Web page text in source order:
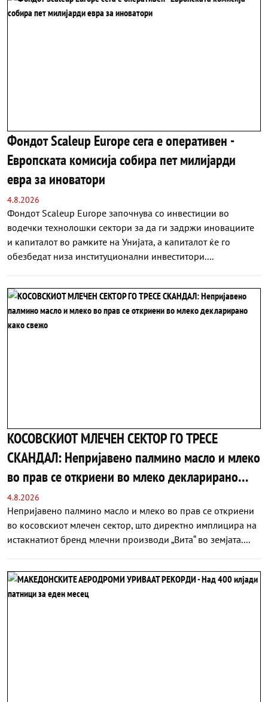
Фондот Scaleup Europe сега е оперативен -
Европската комисија собира пет милијарди
евра за иноватори
4.8.2026
Фондот Scaleup Europe започнува со инвестиции во
водечки технолошки сектори за да ги задржи иновациите
и капиталот во рамките на Унијата, а капиталот ќе го
обезбедат низа институционални инвеститори....
КОСОВСКИОТ МЛЕЧЕН СЕКТОР ГО ТРЕСЕ
СКАНДАЛ: Непријавено палмино масло и млеко
во прав се откриени во млеко декларирано
како свежо
4.8.2026
Непријавено палмино масло и млеко во прав се откриени
во косовскиот млечен сектор, што директно имплицира на
истакнатиот бренд млечни производи „Вита“ во земјата....